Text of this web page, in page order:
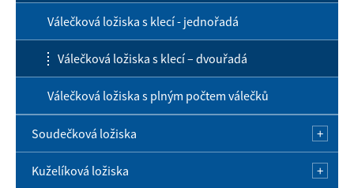
Jednořadá kuličková ložiska s kosoúhlým stykem
Dvouřadá kuličková ložiska s kosoúhlým stykem
Dvouřadá naklápěcí kuličková ložiska
Axiální kuličková ložiska
Válečková ložiska s klecí - jednořadá
Válečková ložiska s klecí – dvouřadá
Válečková ložiska s plným počtem válečků
Soudečková ložiska
Soudečková ložiska
Kuželíková ložiska